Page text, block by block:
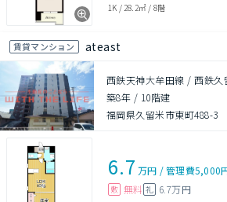
1K / 28.2㎡ / 8階
賃貸マンション ateast
西鉄天神大牟田線 / 西鉄久
築8年 / 10階建
福岡県久留米市東町488-3
6.7 万円 /管理費5,000
敷 無料 礼 6.7万円